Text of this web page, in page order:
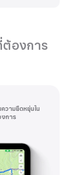
องการ
วามยืดหยุ่นใน
การ